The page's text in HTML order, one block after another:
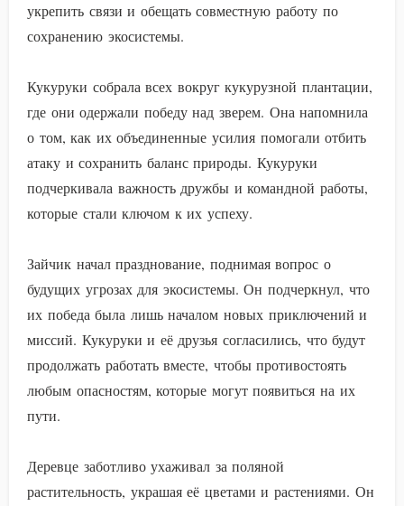
укрепить связи и обещать совместную работу по
сохранению экосистемы.
Кукуруки собрала всех вокруг кукурузной плантации,
где они одержали победу над зверем. Она напомнила
о том, как их объединенные усилия помогали отбить
атаку и сохранить баланс природы. Кукуруки
подчеркивала важность дружбы и командной работы,
которые стали ключом к их успеху.
Зайчик начал празднование, поднимая вопрос о
будущих угрозах для экосистемы. Он подчеркнул, что
их победа была лишь началом новых приключений и
миссий. Кукуруки и её друзья согласились, что будут
продолжать работать вместе, чтобы противостоять
любым опасностям, которые могут появиться на их
пути.
Деревце заботливо ухаживал за поляной
растительность, украшая её цветами и растениями. Он